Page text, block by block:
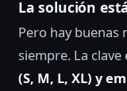
La solución
Pero hay buenas
siempre. La
(S, M, L, XL) y